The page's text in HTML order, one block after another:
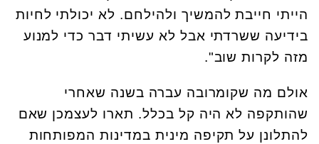
הייתי חייבת להמשיך ולהילחם. לא יכולתי לחיות
בידיעה ששרדתי אבל לא עשיתי דבר כדי למנוע
מזה לקרות שוב".
אולם מה שקומרובה עברה בשנה שאחרי
שהותקפה לא היה קל בכלל. תארו לעצמכן שאם
להתלונן על תקיפה מינית במדינות המפותחות